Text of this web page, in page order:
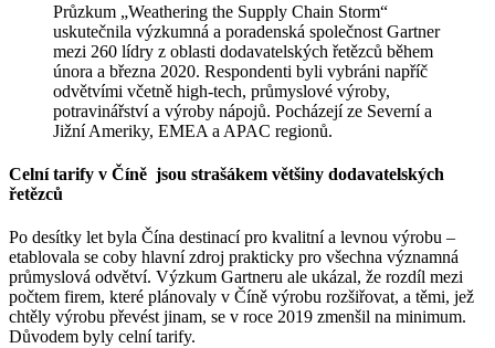
Průzkum „Weathering the Supply Chain Storm“
uskutečnila výzkumná a poradenská společnost Gartner
mezi 260 lídry z oblasti dodavatelských řetězců během
února a března 2020. Respondenti byli vybráni napříč
odvětvími včetně high-tech, průmyslové výroby,
potravinářství a výroby nápojů. Pocházejí ze Severní a
Jižní Ameriky, EMEA a APAC regionů.
Celní tarify v Číně jsou strašákem většiny dodavatelských
řetězců
Po desítky let byla Čína destinací pro kvalitní a levnou výrobu –
etablovala se coby hlavní zdroj prakticky pro všechna významná
průmyslová odvětví. Výzkum Gartneru ale ukázal, že rozdíl mezi
počtem firem, které plánovaly v Číně výrobu rozšiřovat, a těmi, jež
chtěly výrobu převést jinam, se v roce 2019 zmenšil na minimum.
Důvodem byly celní tarify.